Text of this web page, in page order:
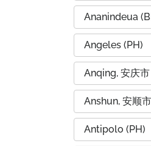
Ananindeua
Angeles (PH)
Anqing, 安庆市
Anshun, 安顺
Antipolo (PH)